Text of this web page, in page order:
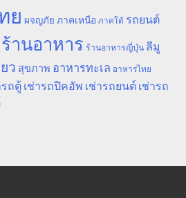
ย ผจญภัย ภาคเหนือ ภาคใต้ รถยนต์
ร้านอาหาร ร้านอาหารญี่ปุ่น ลีมู
ว สุขภาพ อาหารทะเล อาหารไทย
รถตู้ เช่ารถปิคอัพ เช่ารถยนต์ เช่ารถ